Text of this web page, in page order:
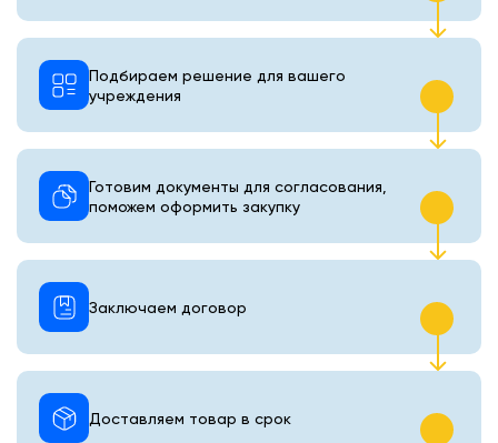
Подбираем решение для вашего
учреждения
Готовим документы для согласования,
поможем оформить закупку
Доставляем товар в срок
Заключаем договор